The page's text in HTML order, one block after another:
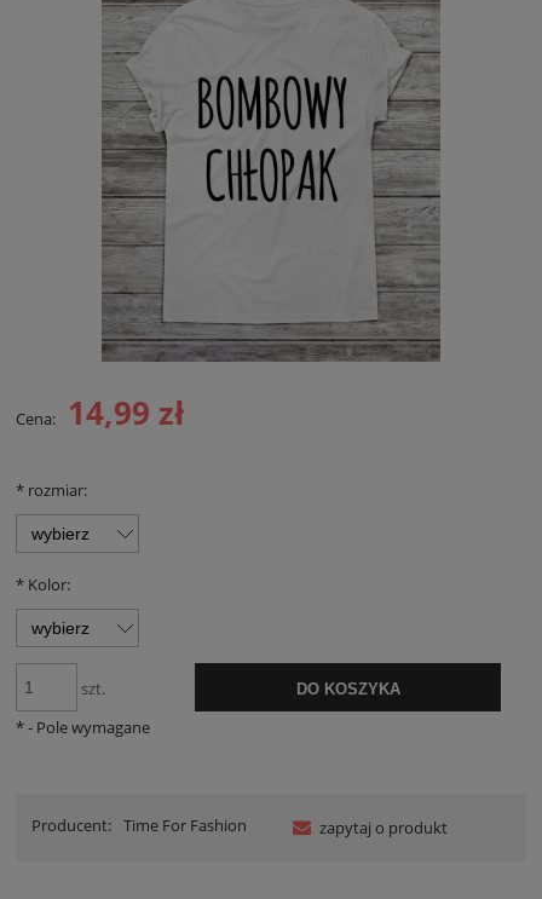
Cena: 14,99 zł
* rozmiar:
* Kolor:
szt. DO KOSZYKA
*- Pole wymagane
Producent: Time For Fashion zapytaj o produkt